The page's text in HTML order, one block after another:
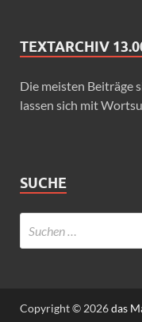
TEXTARCHIV
Die meisten Beiträge
lassen sich mit
SUCHE
Copyright © 2026das